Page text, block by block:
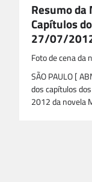
Resumo da
Capítulos
27/07/
Foto de cena da
SÃO PAULO [
dos capítulos
2012 da novela